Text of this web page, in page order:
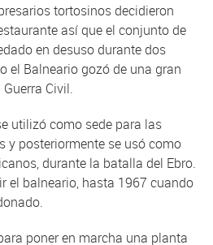
tortosinos decidieron
así que el conjunto de
en desuso durante dos
el Balneario gozó de una gran
Civil.
utilizó como sede para las
y posteriormente se usó como
durante la batalla del Ebro.
el balneario, hasta 1967 cuando
poner en marcha una planta